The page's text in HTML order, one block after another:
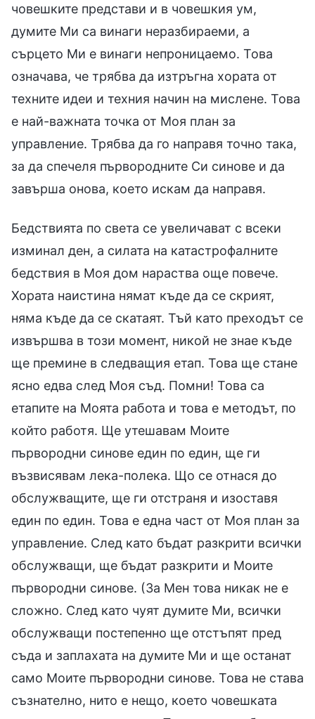
човешките представи и в човешкия ум,
думите Ми са винаги неразбираеми, а
сърцето Ми е винаги непроницаемо. Това
означава, че трябва да изтръгна хората от
техните идеи и техния начин на мислене. Това
е най-важната точка от Моя план за
управление. Трябва да го направя точно така,
за да спечеля първородните Си синове и да
завърша онова, което искам да направя.
Бедствията по света се увеличават с всеки
изминал ден, а силата на катастрофалните
бедствия в Моя дом нараства още повече.
Хората наистина нямат къде да се скрият,
няма къде да се скатаят. Тъй като преходът се
извършва в този момент, никой не знае къде
ще премине в следващия етап. Това ще стане
ясно едва след Моя съд. Помни! Това са
етапите на Моята работа и това е методът, по
който работя. Ще утешавам Моите
първородни синове един по един, ще ги
възвисявам лека-полека. Що се отнася до
обслужващите, ще ги отстраня и изоставя
един по един. Това е една част от Моя план за
управление. След като бъдат разкрити всички
обслужващи, ще бъдат разкрити и Моите
първородни синове. (За Мен това никак не е
сложно. След като чуят думите Ми, всички
обслужващи постепенно ще отстъпят пред
съда и заплахата на думите Ми и ще останат
само Моите първородни синове. Това не става
съзнателно, нито е нещо, което човешката